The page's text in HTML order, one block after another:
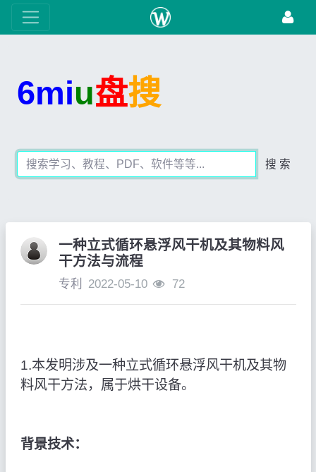
6miu盘搜
搜 索
一种立式循环悬浮风干机及其物料风
干方法与流程
专利 2022-05-10 72
1.本发明涉及一种立式循环悬浮风干机及其物
料风干方法，属于烘干设备。
背景技术：